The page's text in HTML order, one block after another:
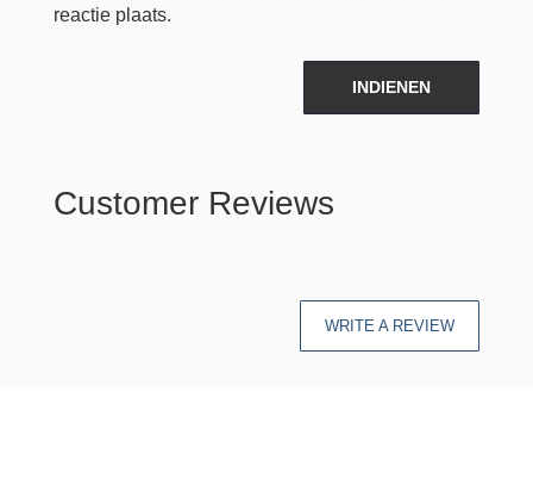
reactie plaats.
INDIENEN
Customer Reviews
WRITE A REVIEW